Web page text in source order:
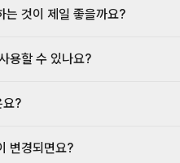
는 것이 제일 좋을까요?
용할 수 있나요?
요?
변경되면요?